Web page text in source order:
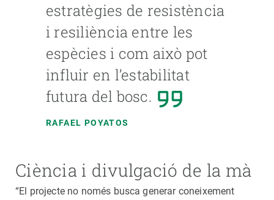
estratègies de resistència
i resiliència entre les
espècies i com això pot
influir en l’estabilitat
futura del bosc.
RAFAEL POYATOS
Ciència i divulgació de la mà
“El projecte no només busca generar coneixement